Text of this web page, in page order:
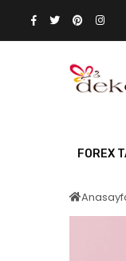
FOREX